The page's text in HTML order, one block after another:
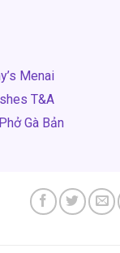
Menai
T&A
Gà Bản